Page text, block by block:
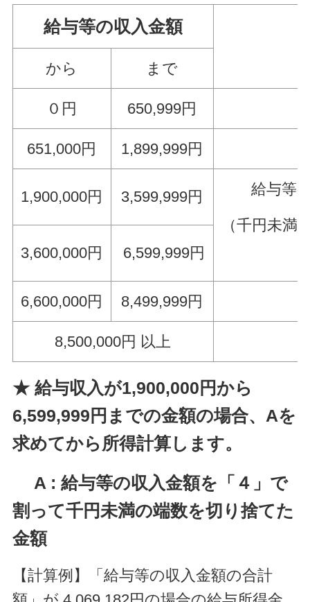
給与等の収入金額
から まで
０円 650,999円
651,000円 1,899,999円
1,900,000円 3,599,999円 給与等
（千円
3,600,000円
6,599,999円
6,600,000円 8,499,999円
8,500,000円 以上
★ 給与収入が1,900,000円から
6,599,999円までの金額の場合、Aを
求めてから所得計算します。
A : 給与等の収入金額を「４」で
割って千円未満の端数を切り捨てた
金額
【計算例】「給与等の収入金額の合計